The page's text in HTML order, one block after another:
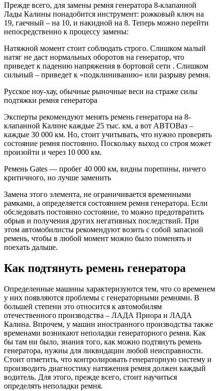
Прежде всего, для замены ремня генератора 8-клапанной
Лады Калины понадобится инструмент: рожковый ключ на
19, гаечный – на 10, и накидной на 8. Теперь можно перейти
непосредственно к процессу замены:
Натяжной момент стоит соблюдать строго. Слишком малый
натяг не даст нормальных оборотов на генератор, что
приведет к падению напряжения в бортовой сети . Слишком
сильный – приведет к «подклиниванию» или разрыву ремня.
Русское ноу-хау, обычные рыночные веси на страже силы
подтяжки ремня генератора
Эксперты рекомендуют менять ремень генератора на 8-
клапанной Калине каждые 25 тыс. км, а вот АВТОВаз –
каждые 30 000 км. Но, стоит учитывать, что нужно проверять
состояние ремня постоянно. Поскольку выход со строя может
произойти и через 10 000 км.
Ремень Gates — пробег 40 000 км, видны порепины, ничего
критичного, но лучше заменить
Замена этого элемента, не ограничивается временными
рамками, а определяется состоянием ремня генератора. Если
обследовать постоянно состояние, то можно предотвратить
обрыв и получения других негативных последствий. При
этом автомобилисты рекомендуют возить с собой запасной
ремень, чтобы в любой момент можно было поменять и
поехать дальше.
Как подтянуть ремень генератора
Определенные машины характеризуются тем, что со временем
у них появляются проблемы с генераторными ремнями. В
большей степени это относится к автомобилям
отечественного производства – ЛАДА Приора и ЛАДА
Калина. Впрочем, у машин иностранного производства также
временами возникают неполадки генераторного ремня. Как
бы там ни было, знания того, как можно подтянуть ремень
генератора, нужны для ликвидации любой неисправности.
Стоит отметить, что контролировать генераторную систему и
производить диагностику натяжения ремня должен каждый
водитель. Для этого, прежде всего, стоит научиться
определять неполадки ремня.